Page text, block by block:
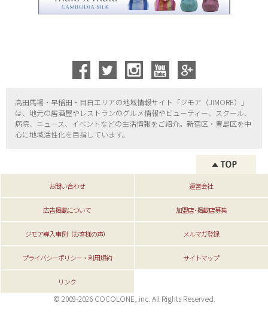
高田馬場・早稲田・目白エリアの地域情報サイト「ジモア（JIMORE）」
は、地元の居酒屋やレストランのグルメ情報やビューティー、
スクール、
病院、ニュース、イベントなどの生活情報をご紹介。新宿区・ 豊島区を中
心に地域活性化を目指しています。
お問い合わせ 運営会社
広告掲載について 加盟店･掲載店募集
ジモア導入事例（お客様の声） メルマガ登録
プライバシーポリシー・利用規約 サイトマップ
リンク
© 2009-2026 COCOLONE, inc. All Rights Reserved.